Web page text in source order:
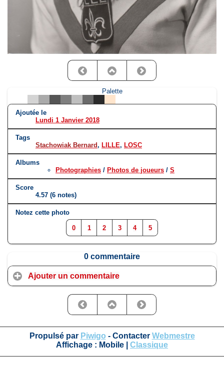
Palette
Ajoutée le
Lundi 1 Janvier 2018
Tags
Stachowiak Bernard, LILLE, LOSC
Albums
Photographies / Photos de joueurs / S
Score
4.57 (6 notes)
Notez cette photo
0 1 2 3 4 5
0 commentaire
Ajouter un commentaire
Propulsé par Piwigo - Contacter Webmestre
Affichage : Mobile Classique